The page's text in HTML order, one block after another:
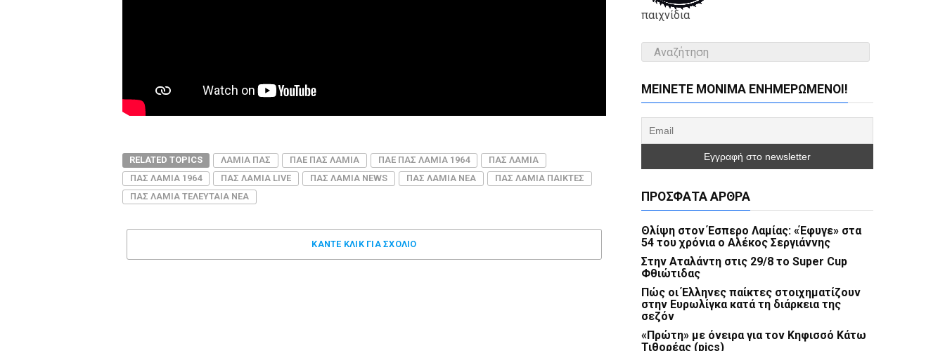
RELATED TOPICS ΛΑΜΙΑ ΠΑΣ ΠΑΕ ΠΑΣ ΛΑΜΙΑ ΠΑΕ ΠΑΣ ΛΑΜΙΑ 1964
ΠΑΣ ΛΑΜΙΑ
ΠΑΣ ΛΑΜΙΑ 1964
ΠΑΣ ΛΑΜΙΑ LIVE ΠΑΣ ΛΑΜΙΑ NEWS ΠΑΣ ΛΑΜΙΑ ΝΕΑ
ΠΑΣ ΛΑΜΙΑ ΠΑΙΚΤΕΣ
ΠΑΣ ΛΑΜΙΑ ΤΕΛΕΥΤΑΙΑ ΝΕΑ
ΚΑΝΤΕ ΚΛΊΚ ΓΙΑ ΣΧΌΛΙΟ
παιχνίδια
ΜΕΊΝΕΤΕ ΜΌΝΙΜΑ ΕΝΗΜΕΡΏΜΕΝΟΙ!
ΠΡΌΣΦΑΤΑ ΆΡΘΡΑ
Θλίψη στον Έσπερο Λαμίας: «Έφυγε» στα
54 του χρόνια ο Αλέκος Σεργιάννης
Στην Αταλάντη στις 29/8 το Super Cup
Φθιώτιδας
Πώς οι Έλληνες παίκτες στοιχηματίζουν
στην Ευρωλίγκα κατά τη διάρκεια της
σεζόν
«Πρώτη» με όνειρα για τον Κηφισσό Κάτω
Τιθορέας (pics)